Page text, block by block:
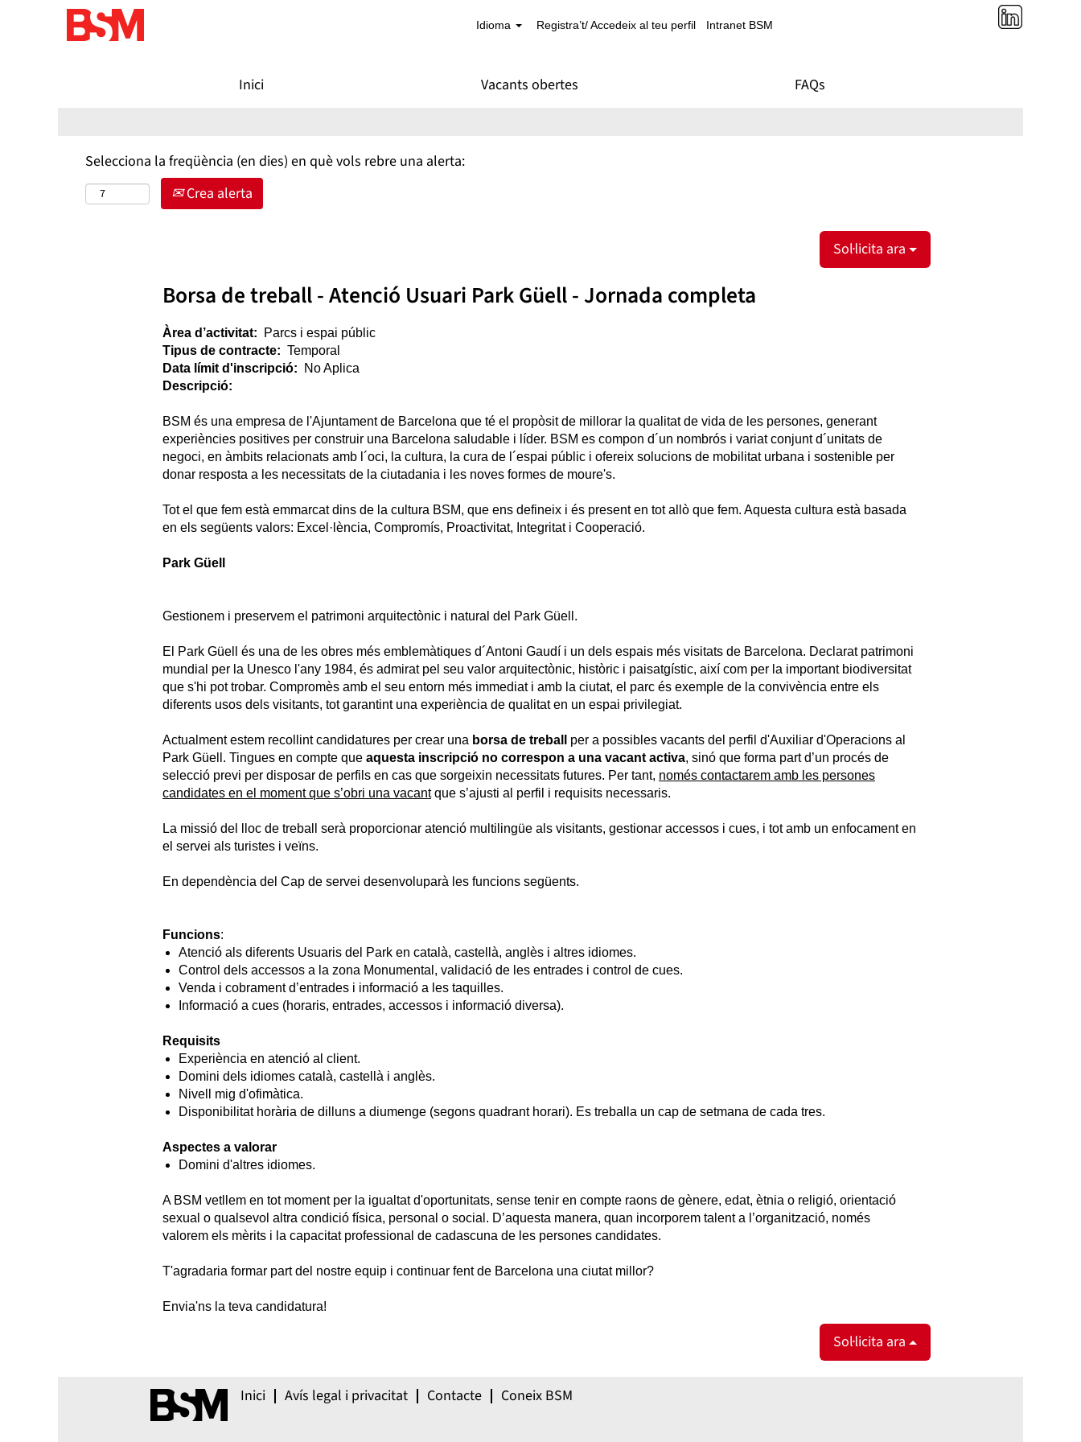
Idioma Registra’t/ Accedeix al teu perfil Intranet BSM
Inici Vacants obertes FAQs
Cerca vacant per paraula clau
Filtra per més opcions de recerca
Selecciona la freqüència (en dies) en què vols rebre una alerta:
Crea alerta
Sol·licita ara
Borsa de treball - Atenció Usuari Park Güell - Jornada completa
Àrea d’activitat:
Parcs i espai públic
Tipus de contracte: Temporal
Data límit d'inscripció:
No Aplica
Descripció:
BSM és una empresa de l'Ajuntament de Barcelona que té el propòsit de millorar la qualitat de vida de les persones, generant
experiències positives per construir una Barcelona saludable i líder. BSM es compon d´un nombrós i variat conjunt d´unitats de
negoci, en àmbits relacionats amb l´oci, la cultura, la cura de l´espai públic i ofereix solucions de mobilitat urbana i sostenible per
donar resposta a les necessitats de la ciutadania i les noves formes de moure's.
Tot el que fem està emmarcat dins de la cultura BSM, que ens defineix i és present en tot allò que fem. Aquesta cultura està basada
en els següents valors: Excel·lència, Compromís, Proactivitat, Integritat i Cooperació.
Park Güell
Gestionem i preservem el patrimoni arquitectònic i natural del Park Güell.
El Park Güell és una de les obres més emblemàtiques d´Antoni Gaudí i un dels espais més visitats de Barcelona. Declarat patrimoni
mundial per la Unesco l'any 1984, és admirat pel seu valor arquitectònic, històric i paisatgístic, així com per la important biodiversitat
que s'hi pot trobar. Compromès amb el seu entorn més immediat i amb la ciutat, el parc és exemple de la convivència entre els
diferents usos dels visitants, tot garantint una experiència de qualitat en un espai privilegiat.
Actualment estem recollint candidatures per crear una borsa de treball per a possibles vacants del perfil d'Auxiliar d'Operacions al
Park Güell. Tingues en compte que aquesta inscripció no correspon a una vacant activa, sinó que forma part d’un procés de
selecció previ per disposar de perfils en cas que sorgeixin necessitats futures. Per tant, només contactarem amb les persones
candidates en el moment que s’obri una vacantque s’ajusti al perfil i requisits necessaris.
La missió del lloc de treball serà proporcionar atenció multilingüe als visitants, gestionar accessos i cues, i tot amb un enfocament en
el servei als turistes i veïns.
En dependència del Cap de servei desenvoluparà les funcions següents.
Funcions:
Atenció als diferents Usuaris del Park en català, castellà, anglès i altres idiomes.
Control dels accessos a la zona Monumental, validació de les entrades i control de cues.
Venda i cobrament d’entrades i informació a les taquilles.
Informació a cues (horaris, entrades, accessos i informació diversa).
Requisits
Experiència en atenció al client.
Domini dels idiomes català, castellà i anglès.
Nivell mig d'ofimàtica.
Disponibilitat horària de dilluns a diumenge (segons quadrant horari). Es treballa un cap de setmana de cada tres.
Aspectes a valorar
Domini d'altres idiomes.
A BSM vetllem en tot moment per la igualtat d'oportunitats, sense tenir en compte raons de gènere, edat, ètnia o religió, orientació
sexual o qualsevol altra condició física, personal o social. D’aquesta manera, quan incorporem talent a l’organització, només
valorem els mèrits i la capacitat professional de cadascuna de les persones candidates.
T'agradaria formar part del nostre equip i continuar fent de Barcelona una ciutat millor?
Envia'ns la teva candidatura!
Sol·licita ara
Inici Avís legal i privacitat Contacte Coneix BSM